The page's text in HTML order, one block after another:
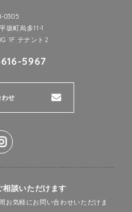
0305
坂町烏多11-1
1F テナント2
5967
せ
談いただけます
お気軽にお問い合わせいただけま